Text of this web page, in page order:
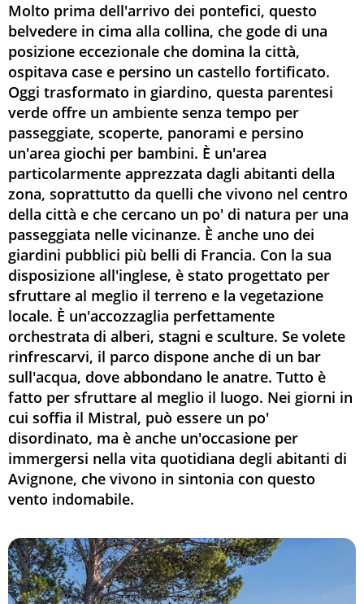
Molto prima dell'arrivo dei pontefici, questo
belvedere in cima alla collina, che gode di una
posizione eccezionale che domina la città,
ospitava case e persino un castello fortificato.
Oggi trasformato in giardino, questa parentesi
verde offre un ambiente senza tempo per
passeggiate, scoperte, panorami e persino
un'area giochi per bambini. È un'area
particolarmente apprezzata dagli abitanti della
zona, soprattutto da quelli che vivono nel centro
della città e che cercano un po' di natura per una
passeggiata nelle vicinanze. È anche uno dei
giardini pubblici più belli di Francia. Con la sua
disposizione all'inglese, è stato progettato per
sfruttare al meglio il terreno e la vegetazione
locale. È un'accozzaglia perfettamente
orchestrata di alberi, stagni e sculture. Se volete
rinfrescarvi, il parco dispone anche di un bar
sull'acqua, dove abbondano le anatre. Tutto è
fatto per sfruttare al meglio il luogo. Nei giorni in
cui soffia il Mistral, può essere un po'
disordinato, ma è anche un'occasione per
immergersi nella vita quotidiana degli abitanti di
Avignone, che vivono in sintonia con questo
vento indomabile.